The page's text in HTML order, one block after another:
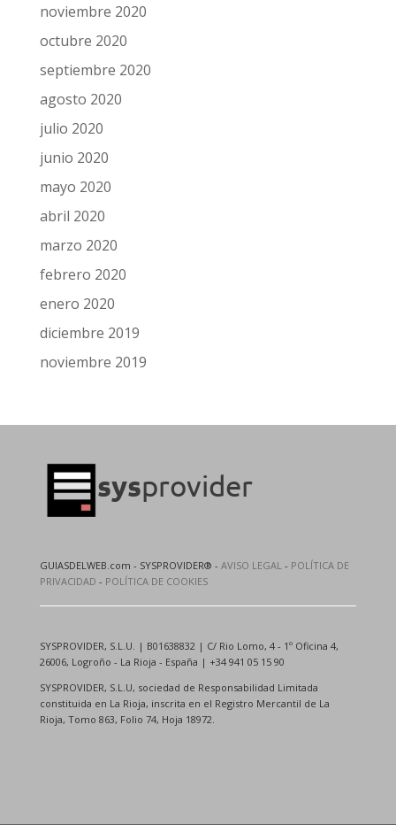
noviembre 2020
octubre 2020
septiembre 2020
agosto 2020
julio 2020
junio 2020
mayo 2020
abril 2020
marzo 2020
febrero 2020
enero 2020
diciembre 2019
noviembre 2019
GUIASDELWEB.com - SYSPROVIDER® - AVISO LEGAL- POLÍTICA DE
PRIVACIDAD - POLÍTICA DE COOKIES
SYSPROVIDER, S.L.U. | B01638832 | C/ Rio Lomo, 4 - 1º Oficina 4,
26006, Logroño - La Rioja - España | +34 941 05 15 90
SYSPROVIDER, S.L.U, sociedad de Responsabilidad Limitada
constituida en La Rioja, inscrita en el Registro Mercantil de La
Rioja, Tomo 863, Folio 74, Hoja 18972.